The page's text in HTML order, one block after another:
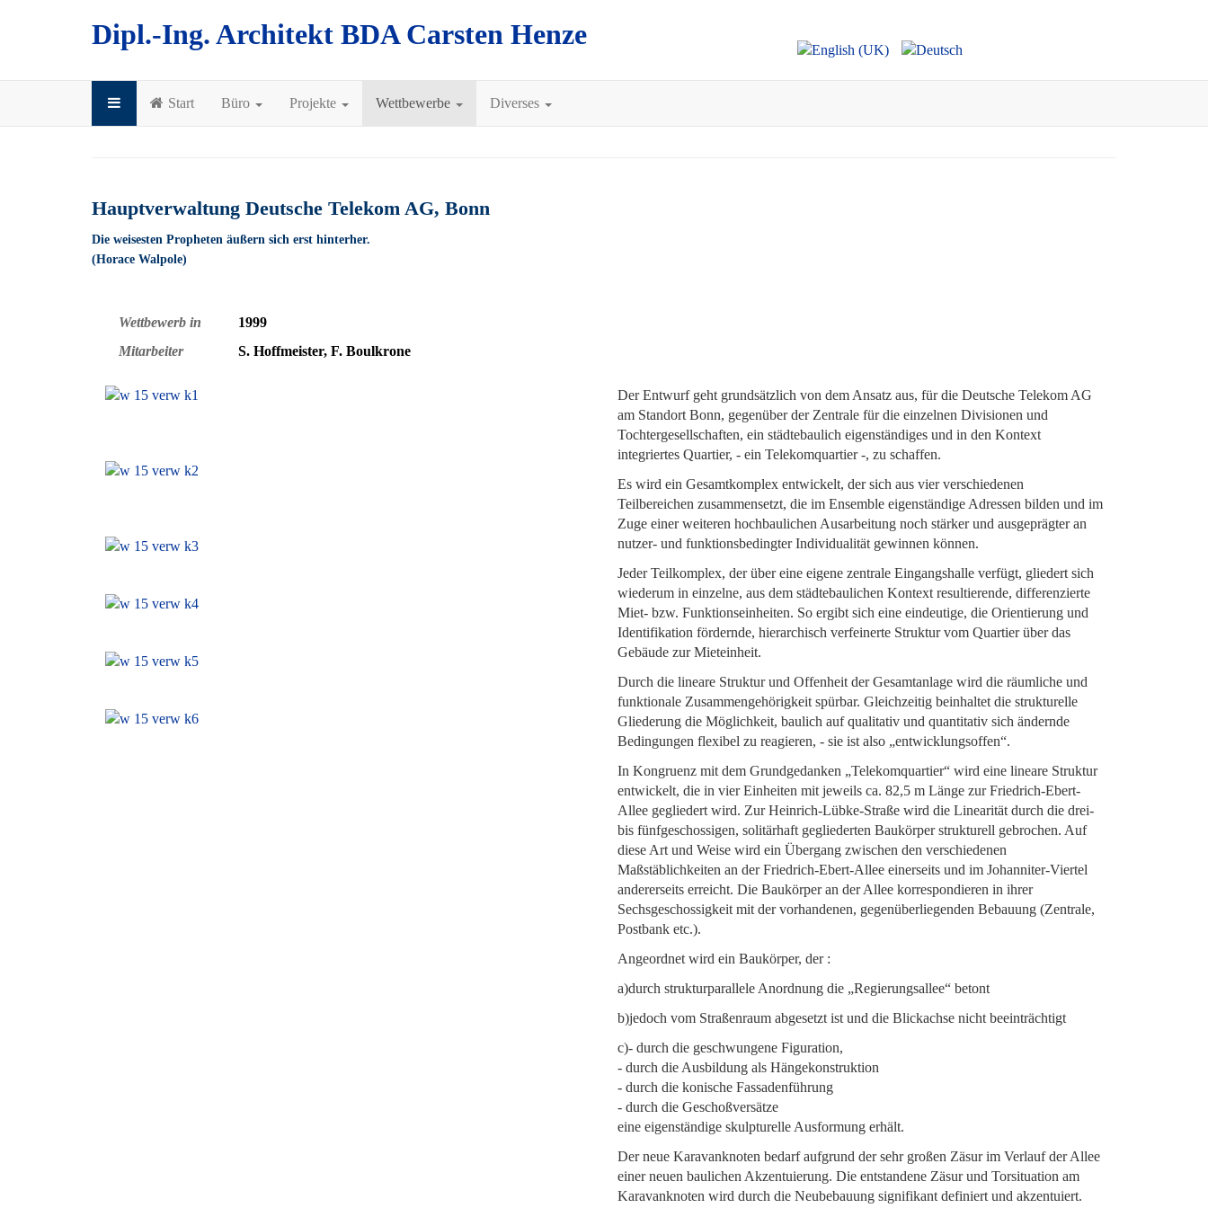
Dipl.-Ing. Architekt BDA Carsten Henze
Start Büro Projekte Wettbewerbe Diverses
Hauptverwaltung Deutsche Telekom AG, Bonn
Die weisesten Propheten äußern sich erst hinterher.
(Horace Walpole)
Wettbewerb in
1999
Mitarbeiter
S. Hoffmeister, F. Boulkrone
Der Entwurf geht grundsätzlich von dem Ansatz aus, für die Deutsche Telekom AG
am Standort Bonn, gegenüber der Zentrale für die einzelnen Divisionen und
Tochtergesellschaften, ein städtebaulich eigenständiges und in den Kontext
integriertes Quartier, - ein Telekomquartier -, zu schaffen.
Es wird ein Gesamtkomplex entwickelt, der sich aus vier verschiedenen
Teilbereichen zusammensetzt, die im Ensemble eigenständige Adressen bilden und im
Zuge einer weiteren hochbaulichen Ausarbeitung noch stärker und ausgeprägter an
nutzer- und funktions­bedingter Individualität gewinnen können.
Jeder Teilkomplex, der über eine eigene zentrale Eingangshalle verfügt, gliedert sich
wiederum in einzelne, aus dem städtebaulichen Kontext resultierende, differenzierte
Miet- bzw. Funktionseinheiten. So ergibt sich eine eindeutige, die Orientierung und
Identifikation fördernde, hierarchisch verfeinerte Struktur vom Quartier über das
Gebäude zur Mieteinheit.
Durch die lineare Struktur und Offenheit der Gesamtanlage wird die räumliche und
funktionale Zusammengehörigkeit spürbar. Gleichzeitig beinhaltet die strukturelle
Gliederung die Möglichkeit, baulich auf qualitativ und quantitativ sich ändernde
Bedingungen flexibel zu reagieren, - sie ist also „entwicklungsoffen“.
In Kongruenz mit dem Grundgedanken „Telekomquartier“ wird eine lineare Struktur
entwickelt, die in vier Einheiten mit jeweils ca. 82,5 m Länge zur Friedrich-Ebert-
Allee gegliedert wird. Zur Heinrich-Lübke-Straße wird die Linearität durch die drei-
bis fünfgeschossigen, solitärhaft gegliederten Baukörper strukturell gebrochen. Auf
diese Art und Weise wird ein Übergang zwischen den verschiedenen
Maßstäblichkeiten an der Friedrich-Ebert-Allee einerseits und im Johanniter-Viertel
andererseits erreicht. Die Baukörper an der Allee korrespondieren in ihrer
Sechsgeschossigkeit mit der vorhandenen, gegenüberliegenden Bebauung (Zentrale,
Postbank etc.).
Angeordnet wird ein Baukörper, der :
a)durch strukturparallele Anordnung die „Regierungsallee“ betont
b)jedoch vom Straßenraum abgesetzt ist und die Blickachse nicht beeinträchtigt
c)- durch die geschwungene Figuration,
- durch die Ausbildung als Hängekonstruktion
- durch die konische Fassadenführung
- durch die Geschoßversätze
eine eigenständige skulpturelle Ausformung erhält.
Der neue Karavanknoten bedarf aufgrund der sehr großen Zäsur im Verlauf der Allee
einer neuen baulichen Akzentuierung. Die entstandene Zäsur und Torsituation am
Karavan­knoten wird durch die Neubebauung signifikant definiert und akzentuiert.